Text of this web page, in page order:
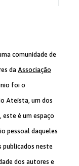
comunidade de
daAssociação
foi o
Ateísta, um dos
é um espaço
pessoal daqueles
publicados neste
dos autores e